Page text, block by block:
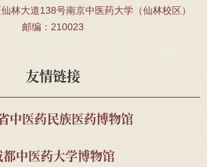
级 民国肖采英证书2
件、殷受田处方1
2025
安宫牛黄丸、宽体
金钱蛭等药材
野山参标本1支
级 顾玉麟内幼科木招
林大道138号南京中医药大学（仙林校区）
邮编：210023
友情链接
中医药民族医药博物馆
都中医药大学博物馆